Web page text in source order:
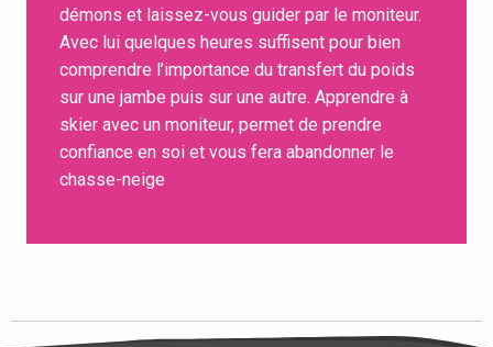
démons et laissez-vous guider par le moniteur.
Avec lui quelques heures suffisent pour bien
comprendre l’importance du transfert du poids
sur une jambe puis sur une autre. Apprendre à
skier avec un moniteur, permet de prendre
confiance en soi et vous fera abandonner le
chasse-neige